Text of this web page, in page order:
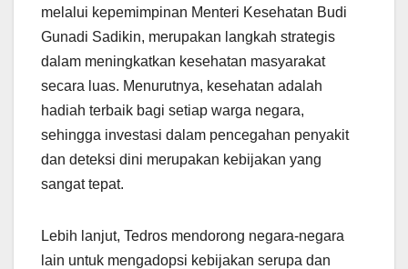
melalui kepemimpinan Menteri Kesehatan Budi
Gunadi Sadikin, merupakan langkah strategis
dalam meningkatkan kesehatan masyarakat
secara luas. Menurutnya, kesehatan adalah
hadiah terbaik bagi setiap warga negara,
sehingga investasi dalam pencegahan penyakit
dan deteksi dini merupakan kebijakan yang
sangat tepat.
Lebih lanjut, Tedros mendorong negara-negara
lain untuk mengadopsi kebijakan serupa dan